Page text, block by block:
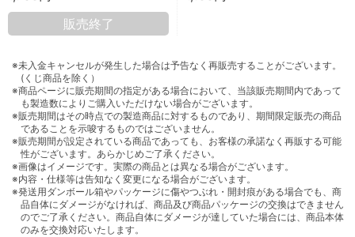
販売終了
※未入金キャンセルが発生した場合は予告なく再販売することがございます。
(くじ商品を除く）
※商品ページに販売期間の指定がある場合において、当該販売期間内であって
も製造数によりご購入いただけない場合がございます。
※販売期間はその時点での製造商品に対するものであり、期間限定販売の商品
であることを示唆するものではございません。
※販売期間が設定されている商品であっても、お客様の承諾なく再販する可能
性がございます。あらかじめご了承ください。
※画像はイメージです。実際の商品とは異なる場合がございます。
※内容・仕様等は告知なく変更になる場合がございます。
※発送用ダンボール箱やパッケージに傷やつぶれ・開封痕がある場合でも、商
品自体にダメージがなければ、商品及び商品パッケージの交換はできません
のでご了承ください。商品自体にダメージが達していた場合には、商品本体
のみを交換対応いたします。